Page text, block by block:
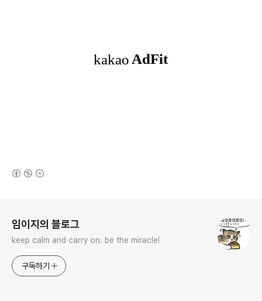
임이지의 블로그
keep calm and carry on. be the miracle!
구독하기